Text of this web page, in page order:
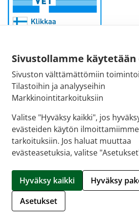
Sivustollamme
Sivuston välttämättömiin
Tilastoihin ja analyyseihin
Markkinointitarkoituksiin
Valitse "Hyväksy kaikki", jos
evästeiden käytön ilmoittamiimme
tarkoituksiin. Jos haluat muuttaa
evästeasetuksia, valitse
Hyväksy kaikki
Hyväksy
Asetukset
Sähköpostiosoite:
kirjaamo@fimea.fi
Fimean vaihde:
029 522 3341
Hallitse evästeitä